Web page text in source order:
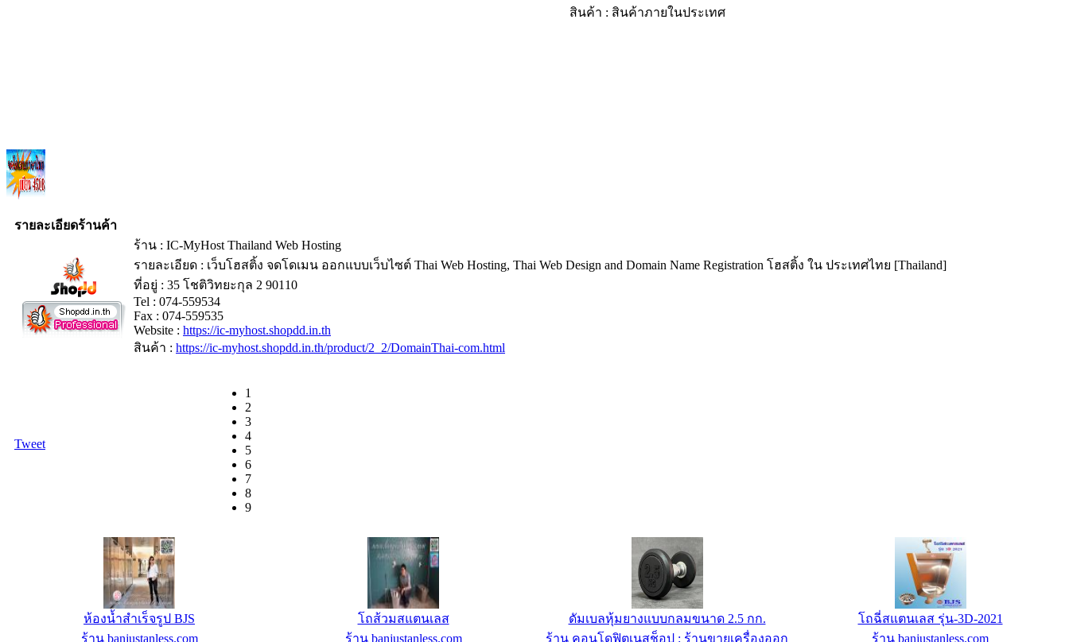
สินค้า : สินค้าภายในประเทศ
รายละเอียดร้านค้า
ร้าน : IC-MyHost Thailand Web Hosting
รายละเอียด : เว็บโฮสติ้ง จดโดเมน ออกแบบเว็บไซต์ Thai Web Hosting, Thai Web Design and Domain Name Registration โฮสติ้ง ใน ประเทศไทย [Thailand]
ที่อยู่ : 35 โชติวิทยะกุล 2 90110
Tel : 074-559534
Fax : 074-559535
Website : https://ic-myhost.shopdd.in.th
สินค้า : https://ic-myhost.shopdd.in.th/product/2_2/DomainThai-com.html
Tweet
1
2
3
4
5
6
7
8
9
Domain Name .go.th 1ปี
ร้าน IC-MyHost Thailand Web Hosting
ประตูสแตนเลส สำหรับโรงงาน
ร้าน banjustanless.com
business Web Hosting S4 - 22500 ฿/ปี
ร้าน IC-MyHost Thailand Web Hosting
แผ่นน้ำหนักหุ้มยางรู 2 นิ้ว OP ขนาด 20 กก.
ร้าน คอนโดฟิตเนสช็อป : ร้านขายเครื่องออก